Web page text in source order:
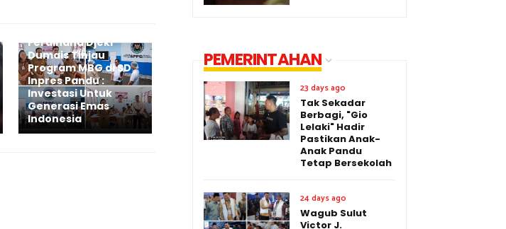
Ferdinand Djeki
Dumais Tinjau
Program MBG di SD
Inpres Pandu :
Investasi Untuk
Generasi Emas
Indonesia
PEMERINTAHAN
23 days ago
Tak Sekadar
Berbagi, "Gio
Lelaki" Hadir
Pastikan Anak-
Anak Pandu
Tetap Bersekolah
24 days ago
Wagub Sulut
Victor J.